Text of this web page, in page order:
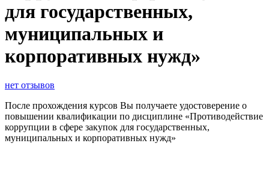
для государственных,
муниципальных и
корпоративных нужд»
нет отзывов
После прохождения курсов Вы получаете удостоверение о
повышении квалификации по дисциплине «Противодействие
коррупции в сфере закупок для государственных,
муниципальных и корпоративных нужд»